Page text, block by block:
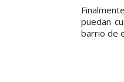
puedan
barrio de